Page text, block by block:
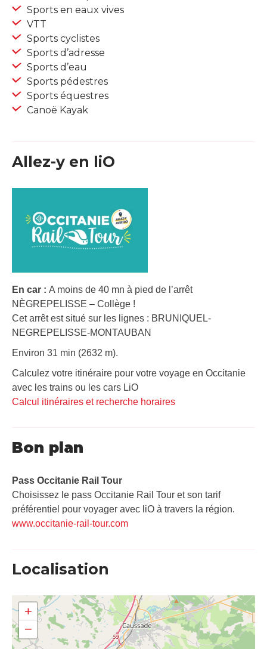
Sports en eaux vives
VTT
Sports cyclistes
Sports d’adresse
Sports d’eau
Sports pédestres
Sports équestres
Canoë Kayak
Allez-y en liO
En car : A moins de 40 mn à pied de l’arrêt
NÈGREPELISSE – Collège !
Cet arrêt est situé sur les lignes : BRUNIQUEL-
NEGREPELISSE-MONTAUBAN
Environ 31 min (2632 m).
Calculez votre itinéraire pour votre voyage en Occitanie
avec les trains ou les cars LiO
Calcul itinéraires et recherche horaires
Bon plan
Pass Occitanie Rail Tour​
Choisissez le pass Occitanie Rail Tour et son tarif
préférentiel pour voyager avec liO à travers la région.
www.occitanie-rail-tour.com
Localisation
+
−